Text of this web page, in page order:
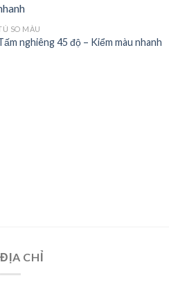
Add to
SO MÀU
nghiêng 45 độ – Kiểm màu nhanh
ĐỊA CHỈ